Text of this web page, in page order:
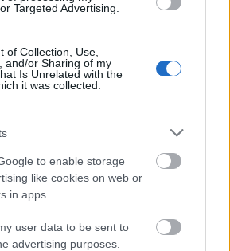
Targeted Advertising.
of Collection, Use,
and/or Sharing of my
Is Unrelated with the
it was collected.
to enable storage
like cookies on web or
in apps.
user data to be sent to
advertising purposes.
a növényzetet Pakson